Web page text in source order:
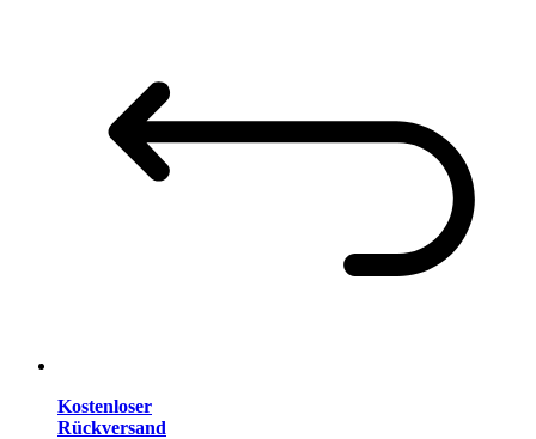
Kostenloser
Rückversand